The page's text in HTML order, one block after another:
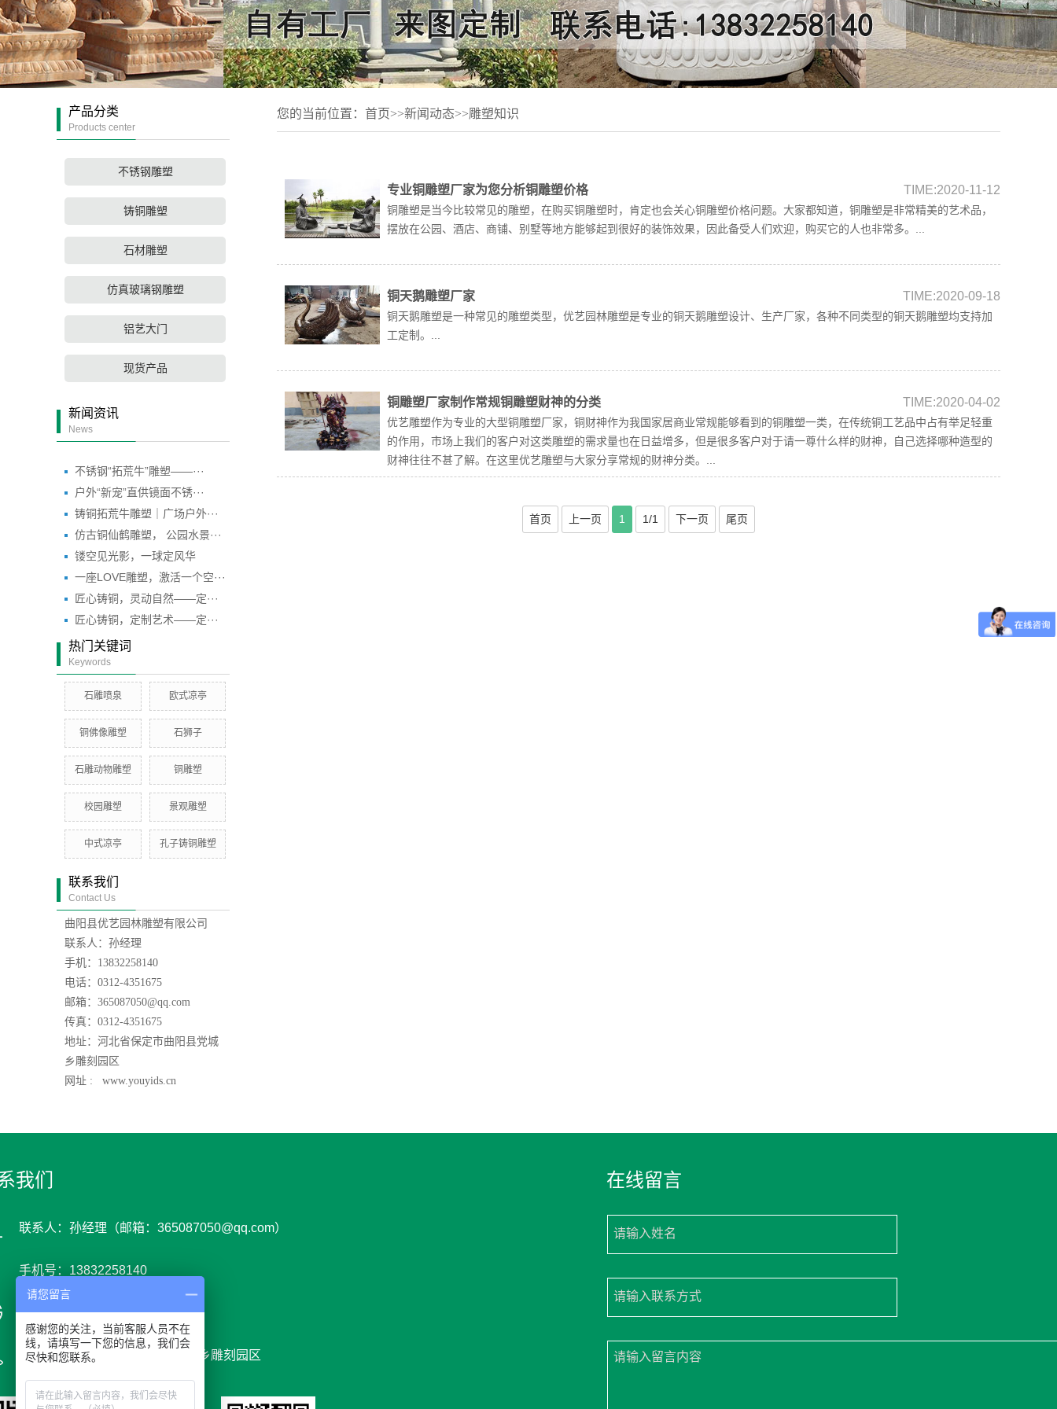
产品分类
Products center
不锈钢雕塑
铸铜雕塑
石材雕塑
仿真玻璃钢雕塑
铝艺大门
现货产品
新闻资讯
News
不锈钢“拓荒牛”雕塑——···
户外“新宠”直供镜面不锈···
铸铜拓荒牛雕塑｜广场户外···
仿古铜仙鹤雕塑， 公园水景···
镂空见光影，一球定风华
一座LOVE雕塑，激活一个空···
匠心铸铜，灵动自然——定···
匠心铸铜，定制艺术——定···
热门关键词
Keywords
石雕喷泉 欧式凉亭
铜佛像雕塑 石狮子
石雕动物雕塑 铜雕塑
校园雕塑 景观雕塑
中式凉亭 孔子铸铜雕塑
联系我们
Contact Us
曲阳县优艺园林雕塑有限公司
联系人：孙经理
手机：13832258140
电话：0312-4351675
邮箱：365087050@qq.com
传真：0312-4351675
地址：河北省保定市曲阳县党城
乡雕刻园区
网址 : www.youyids.cn
您的当前位置： 首页>>新闻动态>>雕塑知识
专业铜雕塑厂家为您分析铜雕塑价格 TIME:2020-11-12
铜雕塑是当今比较常见的雕塑，在购买铜雕塑时，肯定也会关心铜雕塑价格问题。大家都知道，铜雕塑是非常精美的艺术品，
摆放在公园、酒店、商铺、别墅等地方能够起到很好的装饰效果，因此备受人们欢迎，购买它的人也非常多。...
铜天鹅雕塑厂家 TIME:2020-09-18
铜天鹅雕塑是一种常见的雕塑类型，优艺园林雕塑是专业的铜天鹅雕塑设计、生产厂家，各种不同类型的铜天鹅雕塑均支持加
工定制。...
铜雕塑厂家制作常规铜雕塑财神的分类 TIME:2020-04-02
优艺雕塑作为专业的大型铜雕塑厂家，铜财神作为我国家居商业常规能够看到的铜雕塑一类，在传统铜工艺品中占有举足轻重
的作用，市场上我们的客户对这类雕塑的需求量也在日益增多，但是很多客户对于请一尊什么样的财神，自己选择哪种造型的
财神往往不甚了解。在这里优艺雕塑与大家分享常规的财神分类。...
首页 上一页 1 1/1 下一页 尾页
我们
联系人：孙经理（邮箱：365087050@qq.com）
手机号：13832258140
网 址 : www.youyids.cn
地 址：河北省保定市曲阳县党城乡雕刻园区
在线留言
请输入姓名
请输入联系方式
请输入留言内容
请您留言
感谢您的关注，当前客服人员不在
线，请填写一下您的信息，我们会
尽快和您联系。